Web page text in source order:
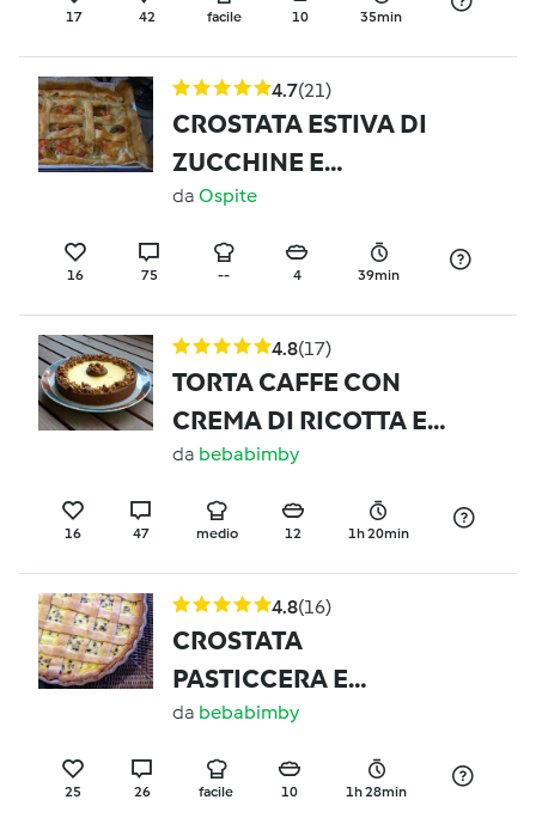
17 42 facile 10 35min
4.7(21)
CROSTATA ESTIVA DI
ZUCCHINE E
MOZZARELLA
da Ospite
16 75 -- 4 39min
4.8(17)
TORTA CAFFE CON
CREMA DI RICOTTA E
CROCCANTE ALLE
NOCCIOLE
da bebabimby
16 47 medio 12 1h 20min
4.8(16)
CROSTATA
PASTICCERA E
RICOTTA
da bebabimby
25 26 facile 10 1h 28min